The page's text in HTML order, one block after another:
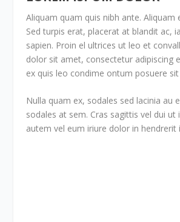
Aliquam quam quis nibh ante. Aliquam
Sed turpis erat, placerat at blandit ac,
sapien. Proin el ultrices ut leo et
dolor sit amet, consectetur adipiscing
ex quis leo condime ontum posuere
Nulla quam ex, sodales sed lacinia au
sodales at sem. Cras sagittis vel dui ut
autem vel eum iriure dolor in hendrerit